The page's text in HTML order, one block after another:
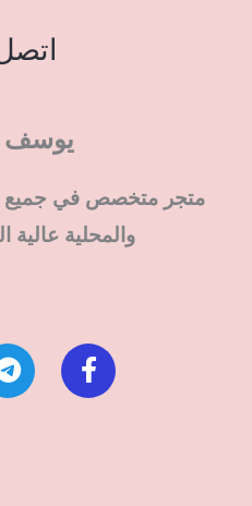
متجر متخصص في جميع
والمحلية عالية